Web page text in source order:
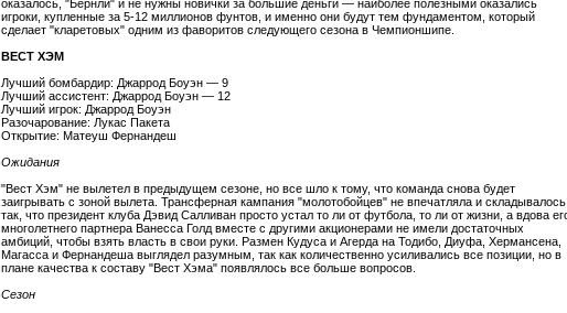
оказалось, "Бернли" и не нужны новички за большие деньги — наиболее полезными оказались
игроки, купленные за 5-12 миллионов фунтов, и именно они будут тем фундаментом, который
сделает "кларетовых" одним из фаворитов следующего сезона в Чемпионшипе.
ВЕСТ ХЭМ
Лучший бомбардир: Джаррод Боуэн — 9
Лучший ассистент: Джаррод Боуэн — 12
Лучший игрок: Джаррод Боуэн
Разочарование: Лукас Пакета
Открытие: Матеуш Фернандеш
Ожидания
"Вест Хэм" не вылетел в предыдущем сезоне, но все шло к тому, что команда снова будет
заигрывать с зоной вылета. Трансферная кампания "молотобойцев" не впечатляла и складывалось
так, что президент клуба Дэвид Салливан просто устал то ли от футбола, то ли от жизни, а вдова
многолетнего партнера Ванесса Голд вместе с другими акционерами не имели достаточных
амбиций, чтобы взять власть в свои руки. Размен Кудуса и Агерда на Тодибо, Диуфа, Хермансена,
Магасса и Фернандеша выглядел разумным, так как количественно усиливались все позиции, но в
плане качества к составу "Вест Хэма" появлялось все больше вопросов.
Сезон